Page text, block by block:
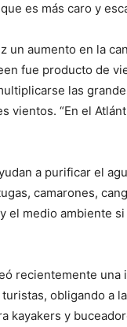
es más caro y
un aumento en la
fue producto de
las
vientos. “En el
a purificar el
camarones,
el medio ambiente
recientemente
obligando a
kayakers y